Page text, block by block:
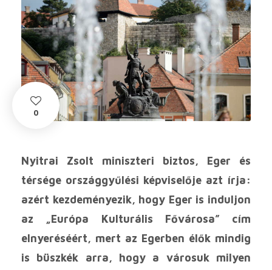
0
Nyitrai Zsolt miniszteri biztos, Eger és
térsége országgyűlési képviselője azt írja:
azért kezdeményezik, hogy Eger is induljon
az „Európa Kulturális Fővárosa” cím
elnyeréséért, mert az Egerben élők mindig
is büszkék arra, hogy a városuk milyen